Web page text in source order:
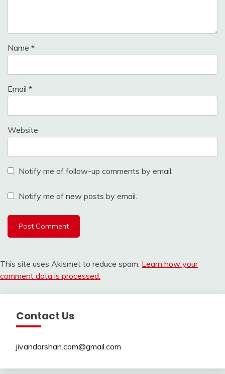
Name *
Email *
Website
Notify me of follow-up comments by email.
Notify me of new posts by email.
This site uses Akismet to reduce spam. Learn how your
comment data is processed.
Contact Us
jivandarshan.com@gmail.com